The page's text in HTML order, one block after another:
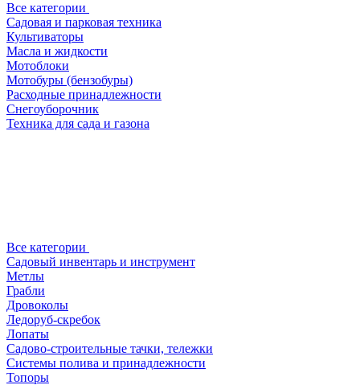
Все категории
Садовая и парковая техника
Культиваторы
Масла и жидкости
Мотоблоки
Мотобуры (бензобуры)
Расходные принадлежности
Снегоуборочник
Техника для сада и газона
Все категории
Садовый инвентарь и инструмент
Метлы
Грабли
Дровоколы
Ледоруб-скребок
Лопаты
Садово-строительные тачки, тележки
Системы полива и принадлежности
Топоры